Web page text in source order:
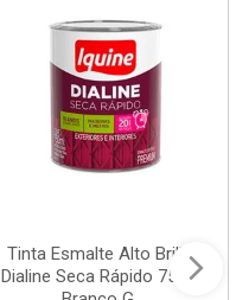
Tinta Esmalte Alto Brilho
Dialine Seca Rápido 750ml